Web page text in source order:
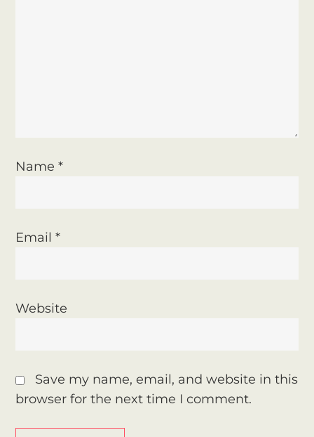
o
Name*
Email*
Website
Save my name, email, and website in this
browser for the next time I comment.